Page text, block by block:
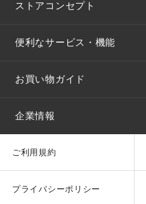
ストアコンセプト
便利なサービス・機能
お買い物ガイド
企業情報
ご利用規約
プライバシーポリシー